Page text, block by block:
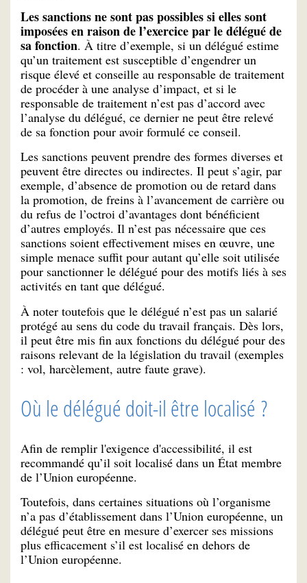
Les sanctions ne sont pas possibles si elles sont
imposées en raison de l’exercice par le délégué de
sa fonction. À titre d’exemple, si un délégué estime
qu’un traitement est susceptible d’engendrer un
risque élevé et conseille au responsable de traitement
de procéder à une analyse d’impact, et si le
responsable de traitement n’est pas d’accord avec
l’analyse du délégué, ce dernier ne peut être relevé
de sa fonction pour avoir formulé ce conseil.
Les sanctions peuvent prendre des formes diverses et
peuvent être directes ou indirectes. Il peut s’agir, par
exemple, d’absence de promotion ou de retard dans
la promotion, de freins à l’avancement de carrière ou
du refus de l’octroi d’avantages dont bénéficient
d’autres employés. Il n’est pas nécessaire que ces
sanctions soient effectivement mises en œuvre, une
simple menace suffit pour autant qu’elle soit utilisée
pour sanctionner le délégué pour des motifs liés à ses
activités en tant que délégué.
À noter toutefois que le délégué n’est pas un salarié
protégé au sens du code du travail français. Dès lors,
il peut être mis fin aux fonctions du délégué pour des
raisons relevant de la législation du travail (exemples
: vol, harcèlement, autre faute grave).
Où le délégué doit-il être localisé ?
Afin de remplir l'exigence d'accessibilité, il est
recommandé qu’il soit localisé dans un État membre
de l’Union européenne.
Toutefois, dans certaines situations où l’organisme
n’a pas d’établissement dans l’Union européenne, un
délégué peut être en mesure d’exercer ses missions
plus efficacement s’il est localisé en dehors de
l’Union européenne.